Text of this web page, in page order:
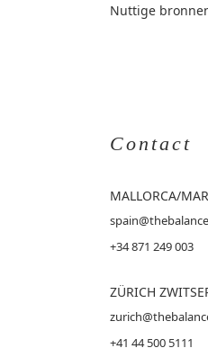
Nuttige
Contact
MALLORCA/
+34 871 249 003
ZÜRICH
+41 44 500 5111